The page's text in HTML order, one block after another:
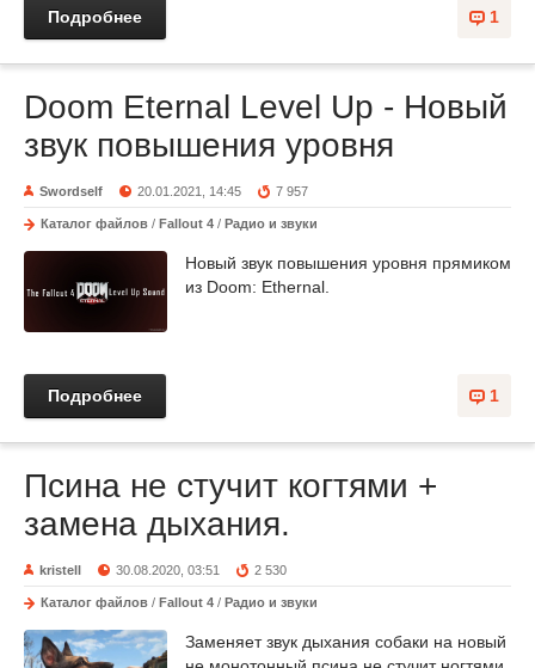
1
Подробнее
Doom Eternal Level Up - Новый
звук повышения уровня
Swordself 20.01.2021, 14:45 7 957
Каталог файлов / Fallout 4 / Радио и звуки
Новый звук повышения уровня прямиком
из Doom: Ethernal.
1
Подробнее
Псина не стучит когтями +
замена дыхания.
kristell 30.08.2020, 03:51 2 530
Каталог файлов / Fallout 4 / Радио и звуки
Заменяет звук дыхания собаки на новый